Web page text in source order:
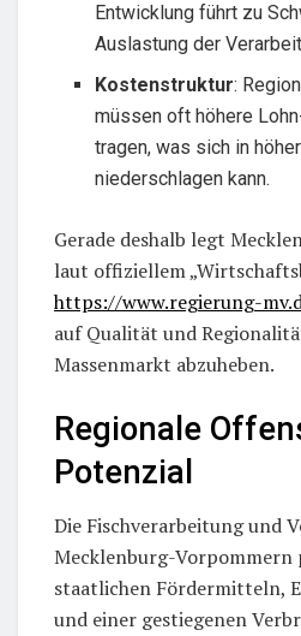
Entwicklung führt zu
Auslastung der
Kostenstruktur:
müssen oft höhere
tragen, was sich in
niederschlagen kann.
Gerade deshalb legt
laut offiziellem
https://www.regierung-
auf Qualität und
Massenmarkt abzuheben.
Regionale
Potenzial
Die Fischverarbeitung und
Mecklenburg-
staatlichen Fördermitteln,
und einer gestiegenen